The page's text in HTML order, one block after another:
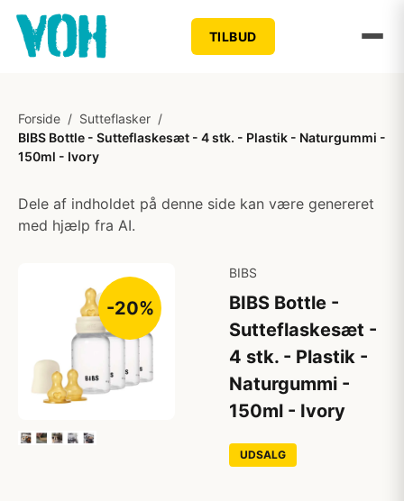
TILBUD
Forside / Sutteflasker /
BIBS Bottle - Sutteflaskesæt - 4 stk. - Plastik - Naturgummi -
150ml - Ivory
Dele af indholdet på denne side kan være genereret
med hjælp fra AI.
-20%
BIBS
BIBS Bottle -
Sutteflaskesæt -
4 stk. - Plastik -
Naturgummi -
150ml - Ivory
UDSALG